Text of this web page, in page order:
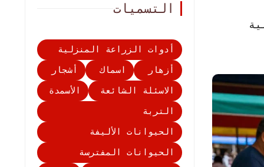
التسميات
أدوات الزراعة المنزلية
أزهار
اسماك
أشجار
الاسئلة الشائعة
الأسمدة
التربة
الحيوانات الأليفة
الحيوانات المفترسة